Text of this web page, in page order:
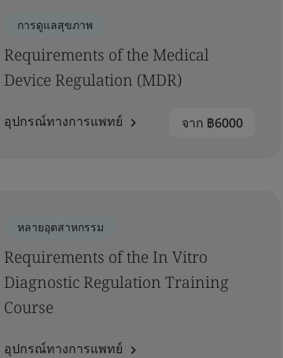
การดูแลสุขภาพ
Requirements of the Medical
Device Regulation (MDR)
อุปกรณ์ทางการแพทย์ จาก ฿6000
หลายอุตสาหกรรม
Requirements of the In Vitro
Diagnostic Regulation Training
Course
อุปกรณ์ทางการแพทย์